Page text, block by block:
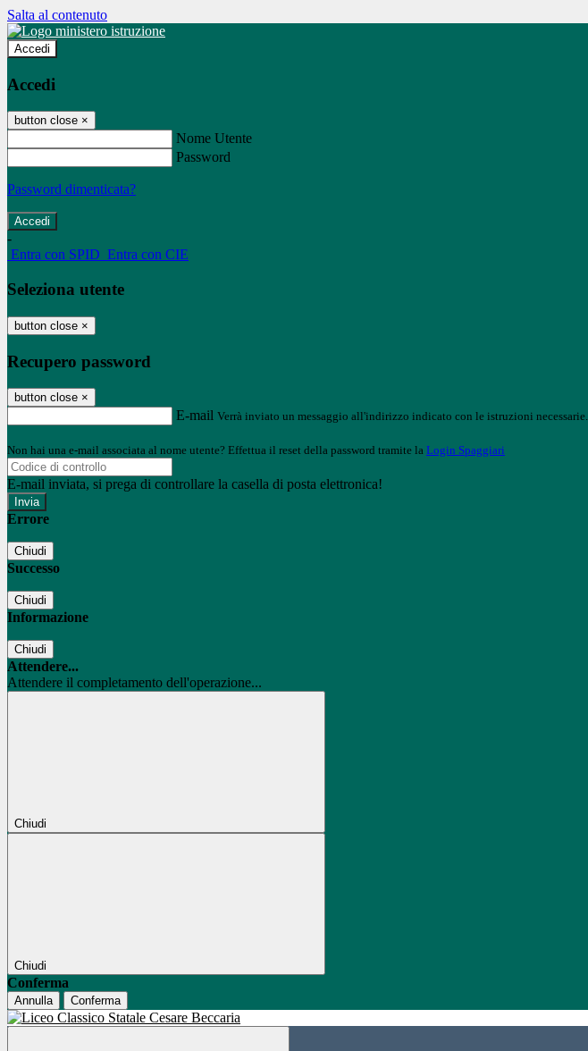
Salta al contenuto
Accedi
Accedi
button close ×
Nome Utente
Password
Password dimenticata?
-
Entra con SPID Entra con CIE
Seleziona utente
button close ×
Recupero password
button close ×
E-mail Verrà inviato un messaggio all'indirizzo indicato con le istruzioni necessarie.
Non hai una e-mail associata al nome utente? Effettua il reset della password tramite la Login Spaggiari
E-mail inviata, si prega di controllare la casella di posta elettronica!
Errore
Chiudi
Successo
Chiudi
Informazione
Chiudi
Attendere...
Attendere il completamento dell'operazione...
Chiudi
Chiudi
Conferma
Annulla Conferma